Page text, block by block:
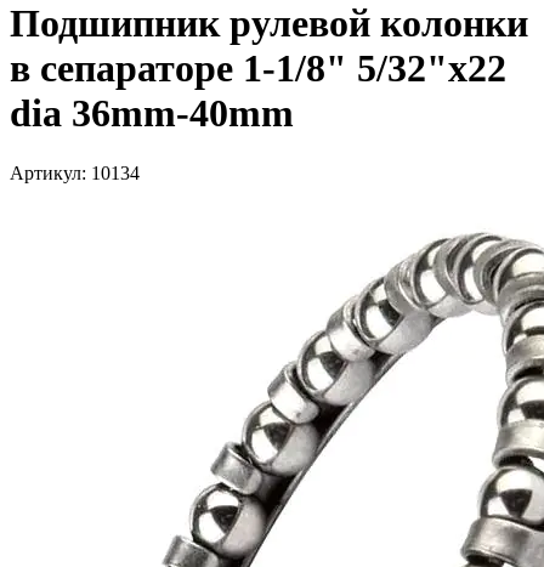
Подшипник рулевой колонки
в сепараторе 1-1/8" 5/32"х22
dia 36mm-40mm
Артикул: 10134